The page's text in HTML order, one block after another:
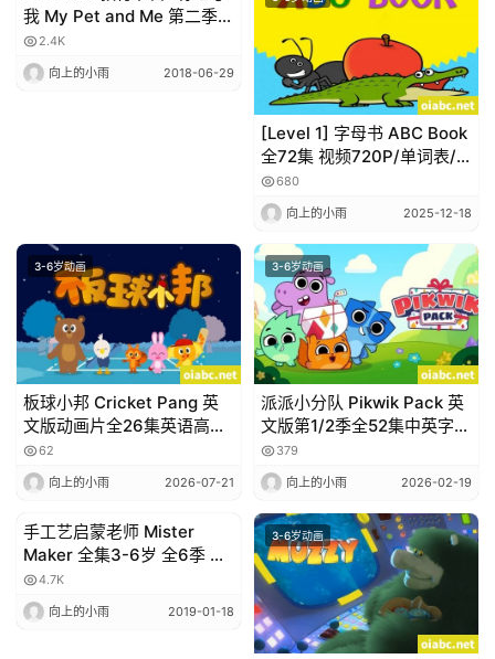
精
助
本
站
我 My Pet and Me 第二季全
20集 高清720P 带字幕
2.4K
向上的小雨 2018-06-29
[Level 1] 字母书 ABC Book
全72集 视频720P/单词表/
绘本/音频百度下载
680
向上的小雨 2025-12-18
3-6岁动画
板球小邦 Cricket Pang 英
文版动画片全26集英语高清
1080P视频MP4网盘下载
62
向上的小雨 2026-07-21
3-6岁动画
派派小分队 Pikwik Pack 英
文版第1/2季全52集中英字幕
高清1080P视频MP4网盘下
载
379
向上的小雨 2026-02-19
3-6岁动画
手工艺启蒙老师 Mister
Maker 全集3-6岁 全6季 有
字幕
4.7K
向上的小雨 2019-01-18
3-6岁动画